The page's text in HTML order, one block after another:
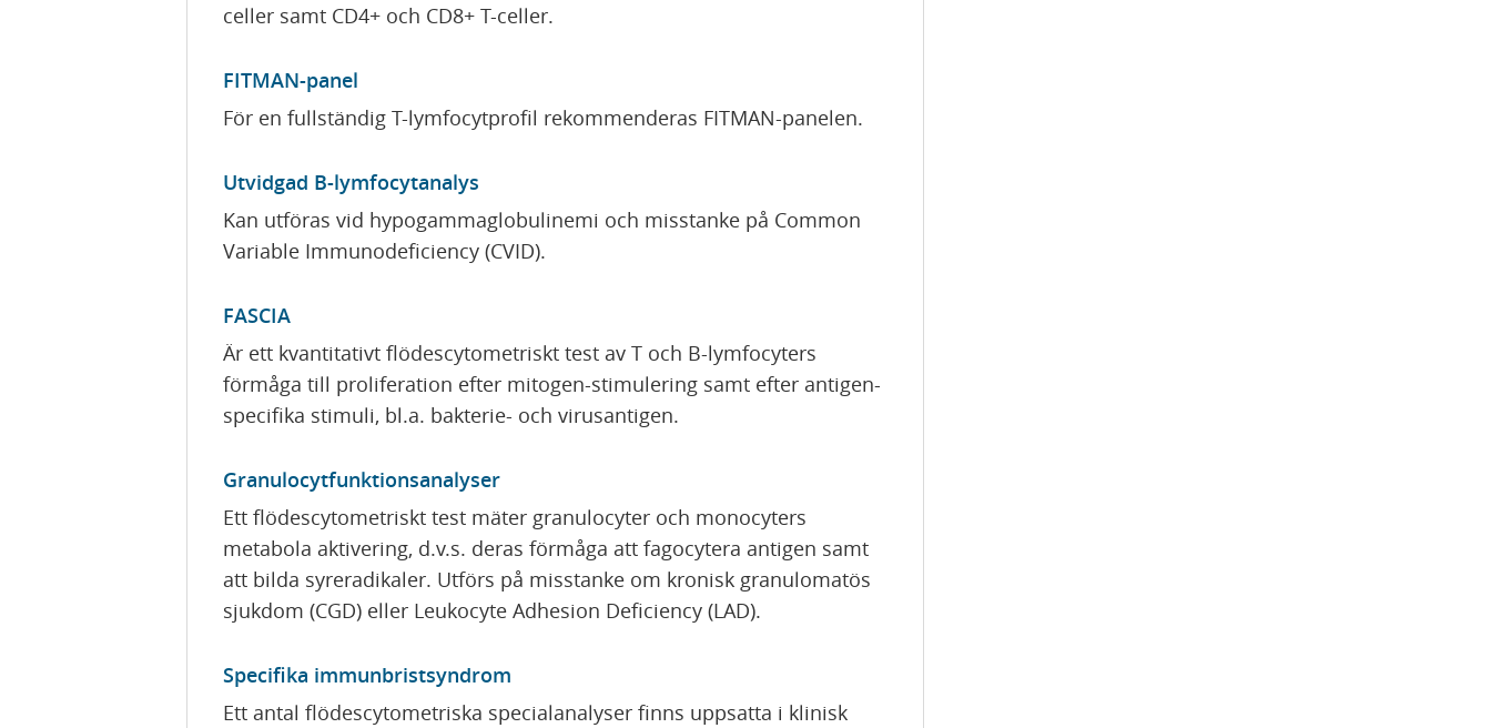
celler samt CD4+ och CD8+ T-celler.
FITMAN-panel
För en fullständig T-lymfocytprofil rekommenderas FITMAN-panelen.
Utvidgad B-lymfocytanalys
Kan utföras vid hypogammaglobulinemi och misstanke på Common
Variable Immunodeficiency (CVID).
FASCIA
Är ett kvantitativt flödescytometriskt test av T och B-lymfocyters
förmåga till proliferation efter mitogen-stimulering samt efter antigen-
specifika stimuli, bl.a. bakterie- och virusantigen.
Granulocytfunktionsanalyser
Ett flödescytometriskt test mäter granulocyter och monocyters
metabola aktivering, d.v.s. deras förmåga att fagocytera antigen samt
att bilda syreradikaler. Utförs på misstanke om kronisk granulomatös
sjukdom (CGD) eller Leukocyte Adhesion Deficiency (LAD).
Specifika immunbristsyndrom
Ett antal flödescytometriska specialanalyser finns uppsatta i klinisk